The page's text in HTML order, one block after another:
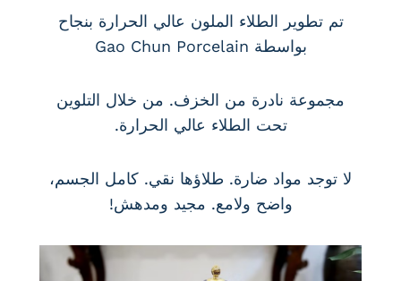
تم تطوير الطلاء الملون عالي الحرارة بنجاح
بواسطة Gao Chun Porcelain
مجموعة نادرة من الخزف. من خلال التلوين
تحت الطلاء عالي الحرارة.
لا توجد مواد ضارة. طلاؤها نقي. كامل الجسم،
واضح ولامع. مجيد ومدهش!